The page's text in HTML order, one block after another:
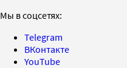
Мы в соцсетях:
Telegram
ВКонтакте
YouTube